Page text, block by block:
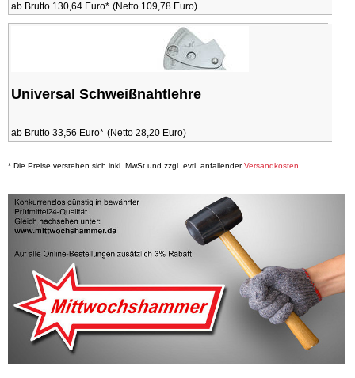
ab Brutto 130,64 Euro* (Netto 109,78 Euro)
Universal Schweißnahtlehre
ab Brutto 33,56 Euro* (Netto 28,20 Euro)
* Die Preise verstehen sich inkl. MwSt und zzgl. evtl. anfallenderVersandkosten